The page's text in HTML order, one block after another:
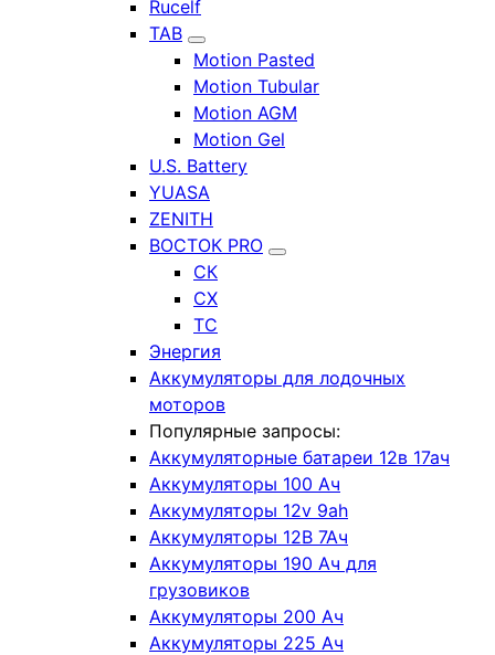
Rucelf
TAB
Motion Pasted
Motion Tubular
Motion AGM
Motion Gel
U.S. Battery
YUASA
ZENITH
ВОСТОК PRO
СК
СХ
ТС
Энергия
Аккумуляторы для лодочных
моторов
Популярные запросы:
Аккумуляторные батареи 12в 17ач
Аккумуляторы 100 Ач
Аккумуляторы 12v 9ah
Аккумуляторы 12В 7Ач
Аккумуляторы 190 Ач для
грузовиков
Аккумуляторы 200 Ач
Аккумуляторы 225 Ач